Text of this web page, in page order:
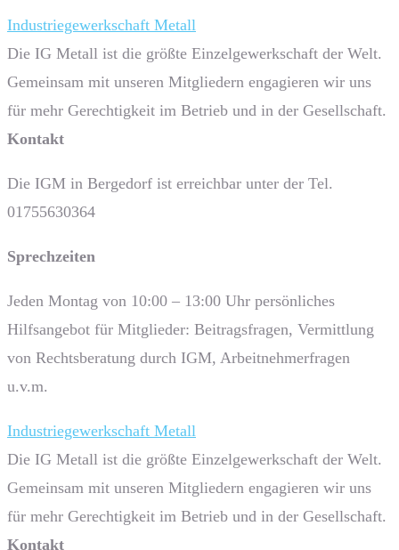
Industriegewerkschaft Metall
Die IG Metall ist die größte Einzelgewerkschaft der Welt.
Gemeinsam mit unseren Mitgliedern engagieren wir uns
für mehr Gerechtigkeit im Betrieb und in der Gesellschaft.
Kontakt
Die IGM in Bergedorf ist erreichbar unter der Tel.
01755630364
Sprech­zeiten
Jeden Montag von 10:00 – 13:00 Uhr persönliches
Hilfsangebot für Mitglieder: Beitragsfragen, Vermittlung
von Rechtsberatung durch IGM, Arbeitnehmerfragen
u.v.m.
Industriegewerkschaft Metall
Die IG Metall ist die größte Einzelgewerkschaft der Welt.
Gemeinsam mit unseren Mitgliedern engagieren wir uns
für mehr Gerechtigkeit im Betrieb und in der Gesellschaft.
Kontakt